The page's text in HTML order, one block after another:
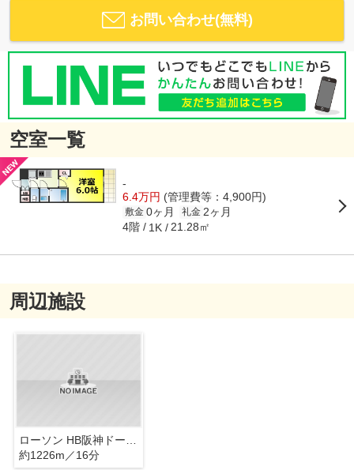
お問い合わせ(無料)
空室一覧
-
6.4万円 (管理費等：4,900円)
敷金 0ヶ月 礼金 2ヶ月
4階 1K 21.28㎡
周辺施設
約1226m／16分